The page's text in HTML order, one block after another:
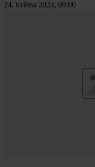
24. května 2024, 09:00